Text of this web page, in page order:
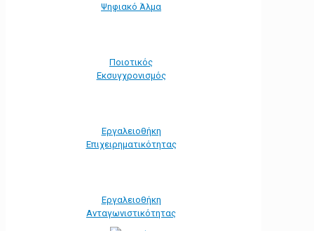
Ψηφιακό Άλμα
Ποιοτικός
Εκσυγχρονισμός
Εργαλειοθήκη
Eπιχειρηματικότητας
Εργαλειοθήκη
Ανταγωνιστικότητας